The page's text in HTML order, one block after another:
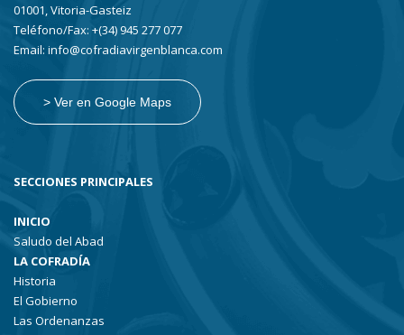
01001, Vitoria-Gasteiz
Teléfono/Fax: +(34) 945 277 077
Email: info@cofradiavirgenblanca.com
> Ver en Google Maps
SECCIONES PRINCIPALES
INICIO
Saludo del Abad
LA COFRADÍA
Historia
El Gobierno
Las Ordenanzas